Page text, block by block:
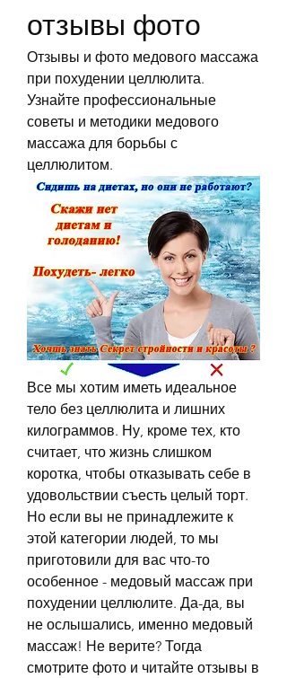
отзывы фото
Отзывы и фото медового массажа
при похудении целлюлита.
Узнайте профессиональные
советы и методики медового
массажа для борьбы с
целлюлитом.
Все мы хотим иметь идеальное
тело без целлюлита и лишних
килограммов. Ну, кроме тех, кто
считает, что жизнь слишком
коротка, чтобы отказывать себе в
удовольствии съесть целый торт.
Но если вы не принадлежите к
этой категории людей, то мы
приготовили для вас что-то
особенное - медовый массаж при
похудении целлюлите. Да-да, вы
не ослышались, именно медовый
массаж! Не верите? Тогда
смотрите фото и читайте отзывы в